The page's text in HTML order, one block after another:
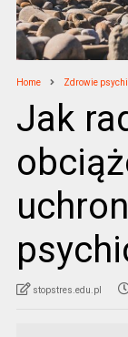
Home Zdrowie
Jak
stopstres.edu.pl